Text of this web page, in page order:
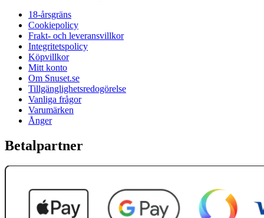
18-årsgräns
Cookiepolicy
Frakt- och leveransvillkor
Integritetspolicy
Köpvillkor
Mitt konto
Om Snuset.se
Tillgänglighetsredogörelse
Vanliga frågor
Varumärken
Ånger
Betalpartner